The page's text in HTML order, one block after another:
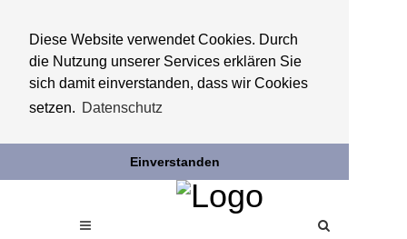
Diese Website verwendet Cookies. Durch
die Nutzung unserer Services erklären Sie
sich damit einverstanden, dass wir Cookies
setzen. Datenschutz
Einverstanden